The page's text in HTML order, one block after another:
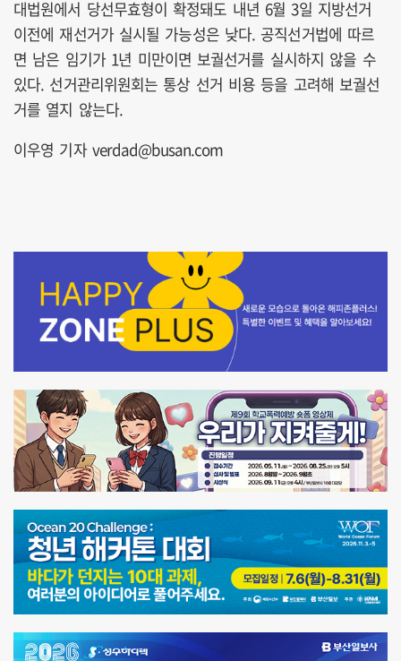
대법원에서 당선무효형이 확정돼도 내년 6월 3일 지방선거
이전에 재선거가 실시될 가능성은 낮다. 공직선거법에 따르
면 남은 임기가 1년 미만이면 보궐선거를 실시하지 않을 수
있다. 선거관리위원회는 통상 선거 비용 등을 고려해 보궐선
거를 열지 않는다.
이우영 기자 verdad@busan.com